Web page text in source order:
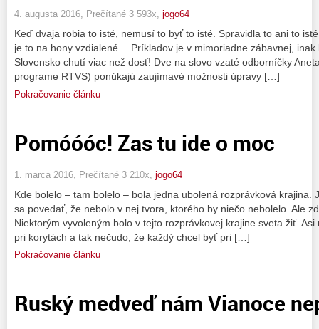
4. augusta 2016, Prečítané 3 593x, jogo64
Keď dvaja robia to isté, nemusí to byť to isté. Spravidla to ani to
je to na hony vzdialené… Príkladov je v mimoriadne zábavnej, inak
Slovensko chutí viac než dosť! Dve na slovo vzaté odborníčky
programe RTVS) ponúkajú zaujímavé možnosti úpravy […]
Pokračovanie článku
Pomóóóc! Zas tu ide o moc
1. marca 2016, Prečítané 3 210x, jogo64
Kde bolelo – tam bolelo – bola jedna ubolená rozprávková
sa povedať, že nebolo v nej tvora, ktorého by niečo nebolelo. Ale
Niektorým vyvoleným bolo v tejto rozprávkovej krajine sveta žiť.
pri korytách a tak nečudo, že každý chcel byť pri […]
Pokračovanie článku
Ruský medveď nám Vianoce